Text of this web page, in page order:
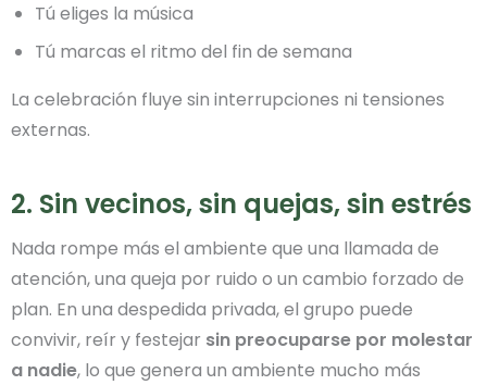
Tú eliges la música
Tú marcas el ritmo del fin de semana
La celebración fluye sin interrupciones ni tensiones
externas.
2. Sin vecinos, sin quejas, sin estrés
Nada rompe más el ambiente que una llamada de
atención, una queja por ruido o un cambio forzado de
plan. En una despedida privada, el grupo puede
convivir, reír y festejar sin preocuparse por molestar
a nadie, lo que genera un ambiente mucho más